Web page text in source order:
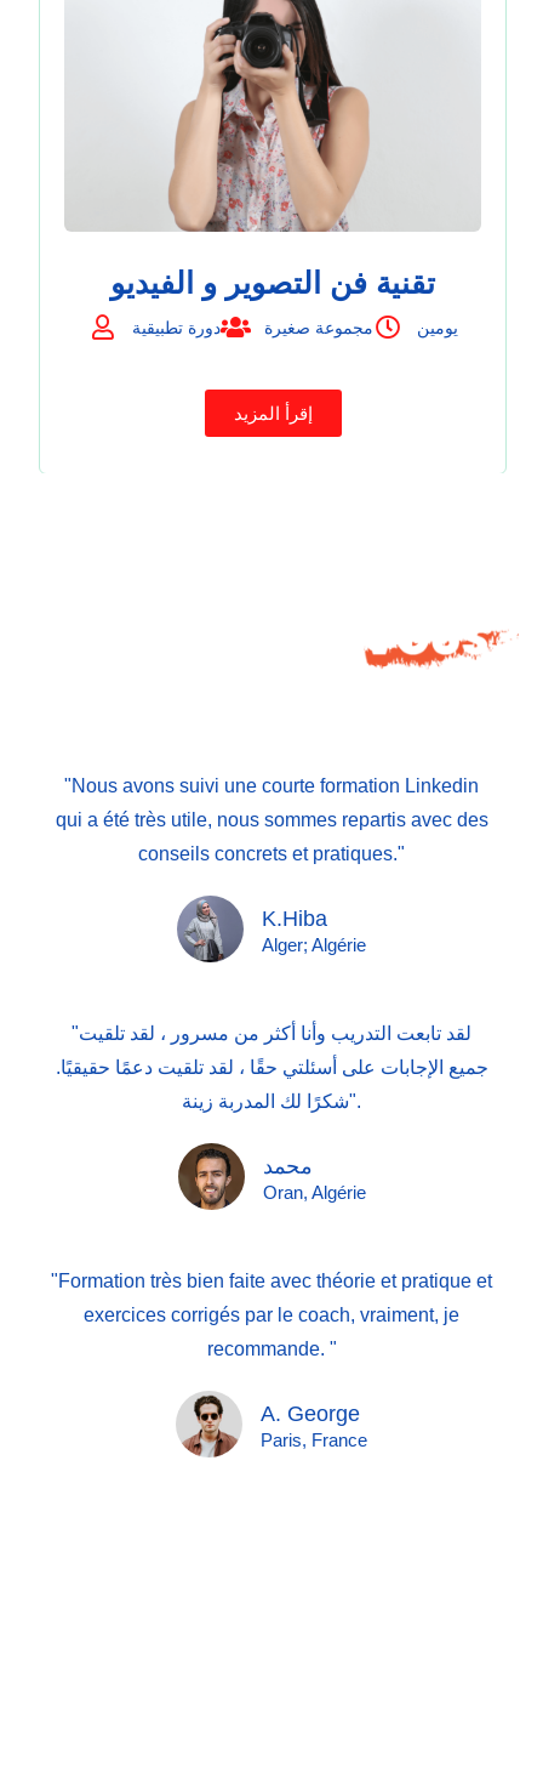
تقنية فن التصوير و الفيديو
دورة تطبيقية مجموعة صغيرة يومين
إقرأ المزيد
"Nous avons suivi une courte formation Linkedin
qui a été très utile, nous sommes repartis avec des
conseils concrets et pratiques."
K.Hiba
Alger; Algérie
"لقد تابعت التدريب وأنا أكثر من مسرور ، لقد تلقيت
جميع الإجابات على أسئلتي حقًا ، لقد تلقيت دعمًا حقيقيًا.
شكرًا لك المدربة زينة".
محمد
Oran, Algérie
"Formation très bien faite avec théorie et pratique et
exercices corrigés par le coach, vraiment, je
recommande. "
A. George
Paris, France